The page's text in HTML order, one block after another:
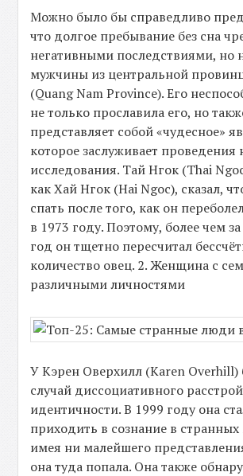
Можно было бы справедливо
что долгое пребывание без сна
негативными последствиями, но
мужчины из центральной
(Quang Nam Province). Его
не только прославила его, но
представляет собой «чудесное»
которое заслуживает проведения
исследования. Тай Нгок (Thai
как Хай Нгок (Hai Ngoc), сказал,
спать после того, как он
в 1973 году. Поэтому, более чем
год он тщетно пересчитал
количество овец. 2. Женщина с
различными личностями
У Кэрен Оверхилл (Karen
случай диссоциативного
идентичности. В 1999 году она
приходить в сознание в странных
имея ни малейшего
она туда попала. Она также